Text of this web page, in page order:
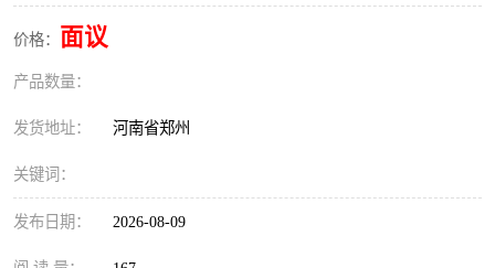
价格： 面议
产品数量：
发货地址： 河南省郑州
关键词：
发布日期： 2026-08-09